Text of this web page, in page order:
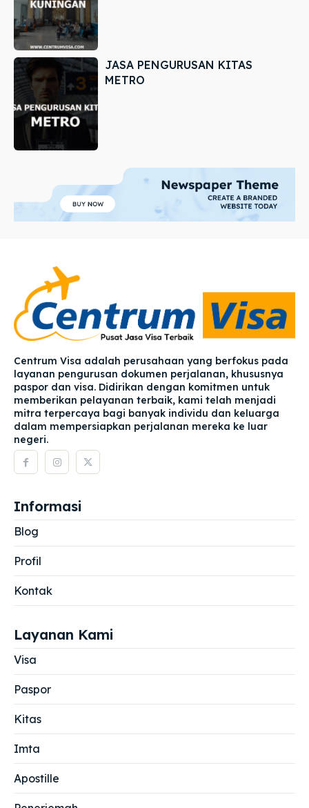
JASA PENGURUSAN KITAS
METRO
Centrum Visa adalah perusahaan yang berfokus pada
layanan pengurusan dokumen perjalanan, khususnya
paspor dan visa. Didirikan dengan komitmen untuk
memberikan pelayanan terbaik, kami telah menjadi
mitra terpercaya bagi banyak individu dan keluarga
dalam mempersiapkan perjalanan mereka ke luar
negeri.
Informasi
Blog
Profil
Kontak
Layanan Kami
Visa
Paspor
Kitas
Imta
Apostille